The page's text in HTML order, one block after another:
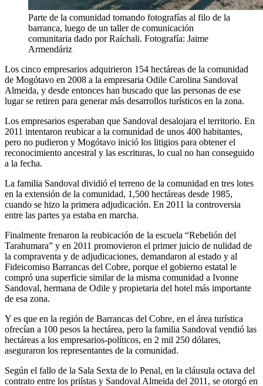
Parte de la comunidad tomando fotografías al filo de la
barranca, luego de un taller de comunicación
comunitaria dado por Raíchali. Fotografía: Jaime
Armendáriz
Los cinco empresarios adquirieron 154 hectáreas de la comunidad
de Mogótavo en 2008 a la empresaria Odile Carolina Sandoval
Almeida, y desde entonces han buscado que las personas de ese
lugar se retiren para generar más desarrollos turísticos en la zona.
Los empresarios esperaban que Sandoval desalojara el territorio. En
2011 intentaron reubicar a la comunidad de unos 400 habitantes,
pero no pudieron y Mogótavo inició los litigios para obtener el
reconocimiento ancestral y las escrituras, lo cual no han conseguido
a la fecha.
La familia Sandoval dividió el terreno de la comunidad en tres lotes
en la extensión de la comunidad, 1,500 hectáreas desde 1985,
cuando se hizo la primera adjudicación. En 2011 la controversia
entre las partes ya estaba en marcha.
Finalmente frenaron la reubicación de la escuela “Rebelión del
Tarahumara” y en 2011 promovieron el primer juicio de nulidad de
la compraventa y de adjudicaciones, demandaron al estado y al
Fideicomiso Barrancas del Cobre, porque el gobierno estatal le
compró una superficie similar de la misma comunidad a Ivonne
Sandoval, hermana de Odile y propietaria del hotel más importante
de esa zona.
Y es que en la región de Barrancas del Cobre, en el área turística
ofrecían a 100 pesos la hectárea, pero la familia Sandoval vendió las
hectáreas a los empresarios-políticos, en 2 mil 250 dólares,
aseguraron los representantes de la comunidad.
Según el fallo de la Sala Sexta de lo Penal, en la cláusula octava del
contrato entre los priístas y Sandoval Almeida del 2011, se otorgó en